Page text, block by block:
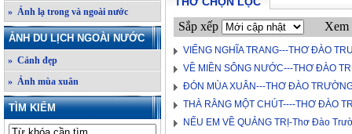
» Ảnh lạ trong và ngoài nước
ẢNH DU LỊCH NGOÀI NƯỚC
» Cảnh đẹp
» Ảnh mùa xuân
TÌM KIẾM
Sắp xếp Xem
VIẾNG NGHĨA TRANG---THƠ ĐÀO
VỀ MIỀN SÔNG NƯỚC---THƠ ĐÀO
ĐÓN MÙA XUÂN---THƠ ĐÀO
THÀ RẰNG MỘT CHÚT----THƠ ĐÀO
NẾU EM VỀ QUẢNG TRỊ-Thơ Đào